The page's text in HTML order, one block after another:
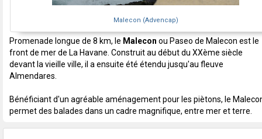
Malecon (Advencap)
Promenade longue de 8 km, le Malecon ou Paseo de Malecon est le
front de mer de La Havane. Construit au début du XXème siècle
devant la vieille ville, il a ensuite été étendu jusqu'au fleuve
Almendares.
Bénéficiant d'un agréable aménagement pour les piètons, le
permet des balades dans un cadre magnifique, entre mer et terre.